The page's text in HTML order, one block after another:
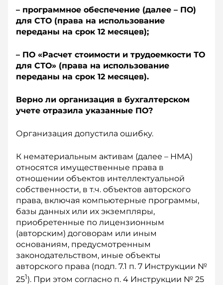
– программное обеспечение (далее – ПО)
для СТО (права на использование
переданы на срок 12 месяцев);
– ПО «Расчет стоимости и трудоемкости ТО
для СТО» (права на использование
переданы на срок 12 месяцев).
Верно ли организация в бухгалтерском
учете отразила указанные ПО?
Организация допустила ошибку.
К нематериальным активам (далее – НМА)
относятся имущественные права в
отношении объектов интеллектуальной
собственности, в т.ч. объектов авторского
права, включая компьютерные программы,
базы данных или их экземпляры,
приобретенные по лицензионным
(авторским) договорам или иным
основаниям, предусмотренным
законодательством, иные объекты
авторского права (подп. 7.1 п. 7 Инструкции №
251). При этом согласно п. 4 Ин­струкции № 25